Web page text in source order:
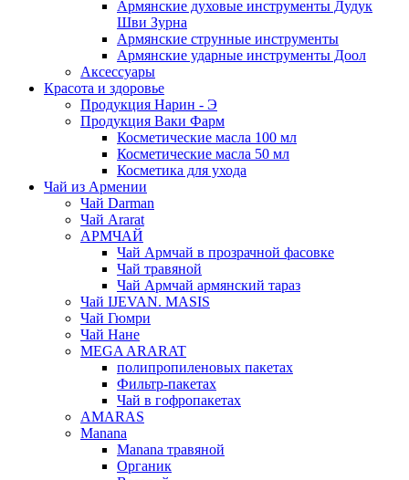
Армянские духовые инструменты Дудук
Шви Зурна
Армянские струнные инструменты
Армянские ударные инструменты Доол
Аксессуары
Красота и здоровье
Продукция Нарин - Э
Продукция Ваки Фарм
Косметические масла 100 мл
Косметические масла 50 мл
Косметика для ухода
Чай из Армении
Чай Darman
Чай Ararat
АРМЧАЙ
Чай Армчай в прозрачной фасовке
Чай травяной
Чай Армчай армянский тараз
Чай IJEVAN. MASIS
Чай Гюмри
Чай Нане
MEGA ARARAT
полипропиленовых пакетах
Фильтр-пакетах
Чай в гофропакетах
AMARAS
Manana
Manana травяной
Органик